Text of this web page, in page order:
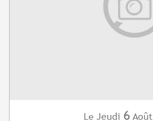
Le Jeudi 6 Août